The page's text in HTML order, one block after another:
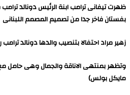
ظهرت تيفانى ترامب ابنة الرئيس دونالد
بفستان فاخر جدا من تصميم المصمم اللبنانى
زهير مراد احتفالا بتنصيب والدها دونالد ترامب
وتظهر بمنتهى الاناقة والجمال وهى حامل مع
مايكل بولس)